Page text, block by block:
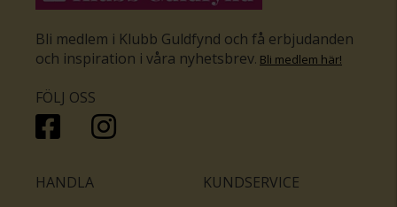
Bli medlem i Klubb Guldfynd och få erbjudanden
och inspiration i våra nyhetsbrev. Bli medlem här!
FÖLJ OSS
HANDLA KUNDSERVICE